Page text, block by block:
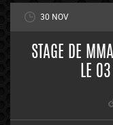
30 NOV
STAGE DE
LE